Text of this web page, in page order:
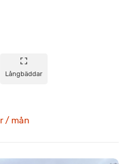
Långbäddar
/ mån